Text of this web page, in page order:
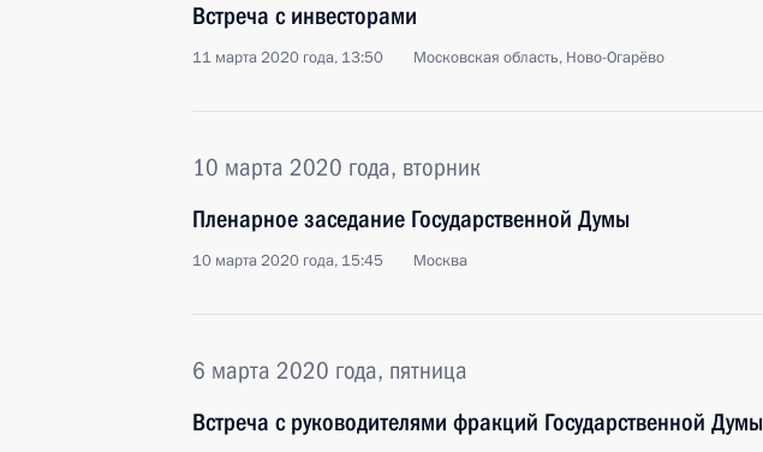
Встреча с инвесторами
11 марта 2020 года, 13:50 Московская область, Ново-Огарёво
10 марта 2020 года, вторник
Пленарное заседание Государственной Думы
10 марта 2020 года, 15:45 Москва
6 марта 2020 года, пятница
Встреча с руководителями фракций Государственной Думы